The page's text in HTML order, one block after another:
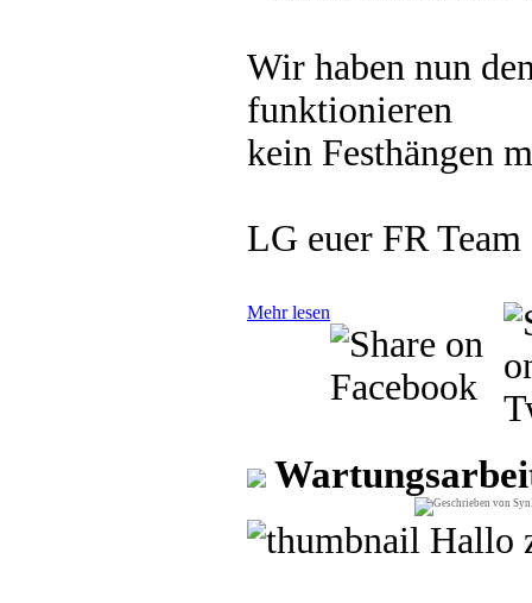
Wir haben nun
funktionieren
kein Festhängen
LG euer FR Team
Mehr lesen
Hallo